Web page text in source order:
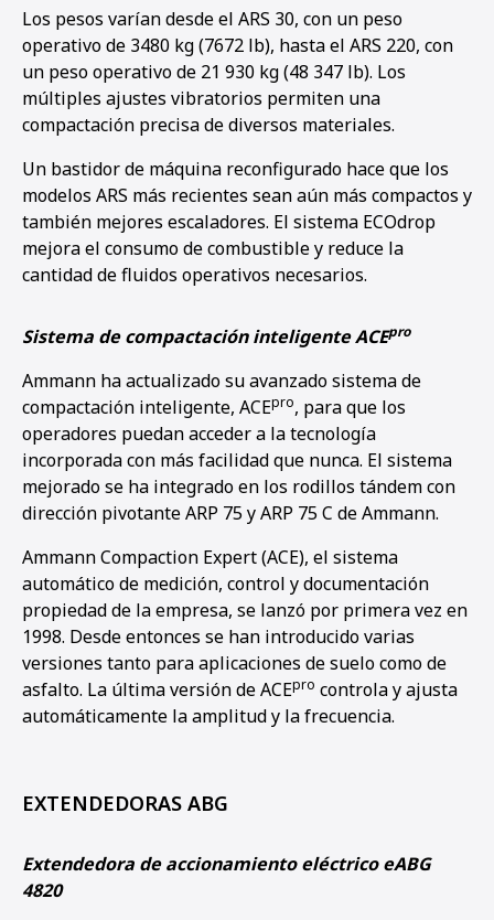
Los pesos varían desde el ARS 30, con un peso
operativo de 3480 kg (7672 lb), hasta el ARS 220, con
un peso operativo de 21 930 kg (48 347 lb). Los
múltiples ajustes vibratorios permiten una
compactación precisa de diversos materiales.
Un bastidor de máquina reconfigurado hace que los
modelos ARS más recientes sean aún más compactos y
también mejores escaladores. El sistema ECOdrop
mejora el consumo de combustible y reduce la
cantidad de fluidos operativos necesarios.
Sistema de compactación inteligente ACEpro
Ammann ha actualizado su avanzado sistema de
compactación inteligente, ACEpro, para que los
operadores puedan acceder a la tecnología
incorporada con más facilidad que nunca. El sistema
mejorado se ha integrado en los rodillos tándem con
dirección pivotante ARP 75 y ARP 75 C de Ammann.
Ammann Compaction Expert (ACE), el sistema
automático de medición, control y documentación
propiedad de la empresa, se lanzó por primera vez en
1998. Desde entonces se han introducido varias
versiones tanto para aplicaciones de suelo como de
asfalto. La última versión de ACEpro controla y ajusta
automáticamente la amplitud y la frecuencia.
EXTENDEDORAS ABG
Extendedora de accionamiento eléctrico eABG
4820